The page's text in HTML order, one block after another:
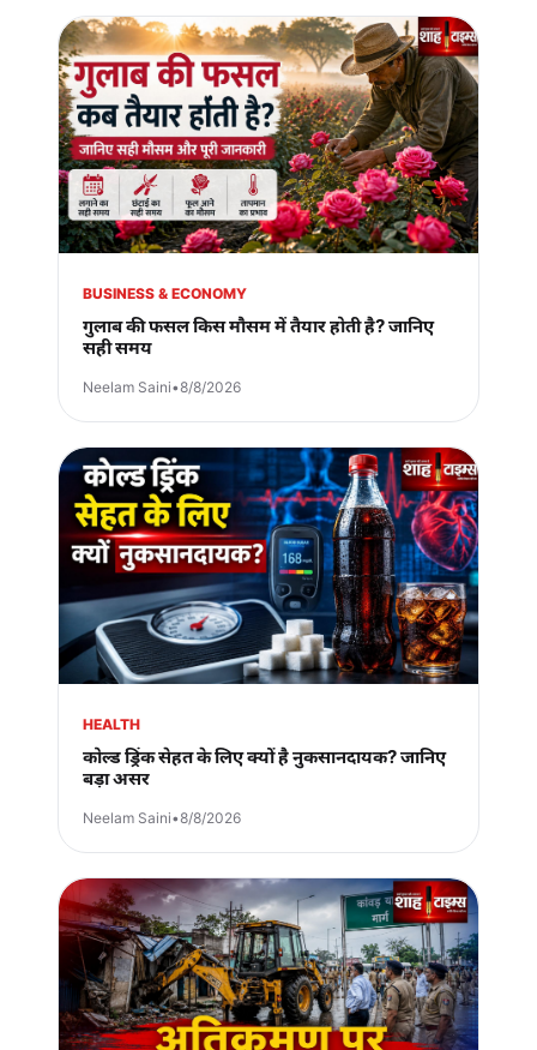
BUSINESS & ECONOMY
गुलाब की फसल किस मौसम में तैयार होती है? जानिए
सही समय
Neelam Saini•8/8/2026
HEALTH
कोल्ड ड्रिंक सेहत के लिए क्यों है नुकसानदायक? जानिए
बड़ा असर
Neelam Saini•8/8/2026